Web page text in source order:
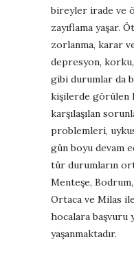
bireyler irade ve
zayıflama yaşar.
zorlanma, karar
depresyon,
gibi durumlar da
kişilerde görülen
karşılaşılan
problemleri,
gün boyu devam
tür durumların
Menteşe,
Ortaca ve Milas
hocalara başvuru
yaşanmaktadır.